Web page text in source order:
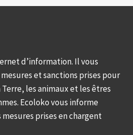
d’information. Il vous
et sanctions prises pour
les animaux et les êtres
Ecoloko vous informe
prises en chargent